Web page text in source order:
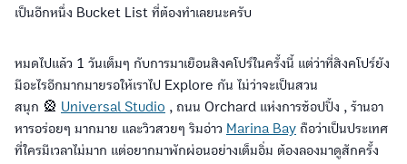
เป็นอีกหนึ่ง Bucket List ที่ต้องทำเลยนะครับ
หมดไปแล้ว 1 วันเต็มๆ กับการมาเยือนสิงคโปร์ในครั้งนี้ แต่ว่าที่สิงคโปร์ยัง
มีอะไรอีกมากมายรอให้เราไป Explore กัน ไม่ว่าจะเป็นสวน
สนุก 🎡 Universal Studio , ถนน Orchard แห่งการช้อปปิ้ง , ร้านอา
หารอร่อยๆ มากมาย และวิวสวยๆ ริมอ่าว Marina Bay ถือว่าเป็นประเทศ
ที่ใครมีเวลาไม่มาก แต่อยากมาพักผ่อนอย่างเต็มอิ่ม ต้องลองมาดูสักครั้ง